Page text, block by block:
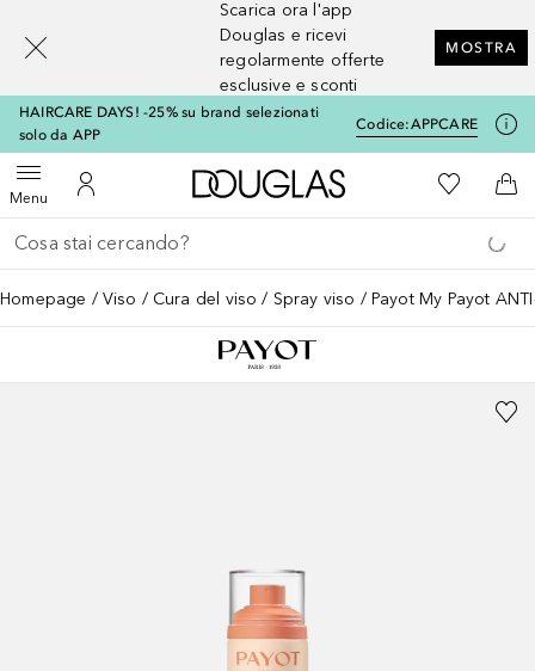
Scarica ora l'app
Douglas e ricevi
regolarmente offerte
esclusive e sconti
MOSTRA
HAIRCARE DAYS! -25% su brand selezionati
solo da APP
Codice:APPCARE
MenuApri menuAl Mio Account
A Douglas HomeAlla Mia
Al
Torna indietro
Esegui ricerca
Homepage Viso Cura del viso Spray viso Payot My Payot
[navigation.slideout.screenreader]